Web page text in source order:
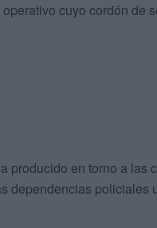
cuyo cordón de
producido en torno a las
dependencias policiales